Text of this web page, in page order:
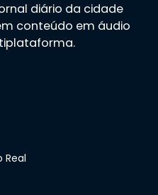
diário da cidade
conteúdo em áudio
Real